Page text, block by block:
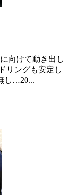
向けて動き出し
リングも安定し
し…20...